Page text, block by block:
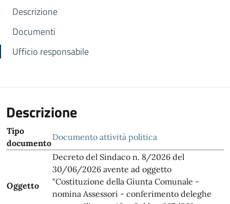
Descrizione
Documenti
Ufficio responsabile
Descrizione
Tipo
documento
Documento attività politica
Oggetto
Decreto del Sindaco n. 8/2026 del
30/06/2026 avente ad oggetto
"Costituzione della Giunta Comunale -
nomina Assessori - conferimento deleghe